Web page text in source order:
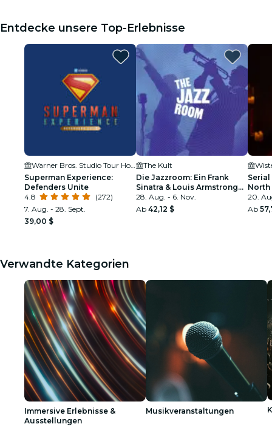
Entdecke unsere Top-Erlebnisse
Superman Experience:
Defenders Unite
4.8
(272)
7. Aug. - 28. Sept.
39,00 $
The Kult
Die Jazzroom: Ein Frank
Sinatra & Louis Armstrong
Tribut
28. Aug. - 6. Nov.
Ab 42,12 $
20.
Ab
Verwandte Kategorien
Immersive Erlebnisse &
Ausstellungen
Musikveranstaltungen